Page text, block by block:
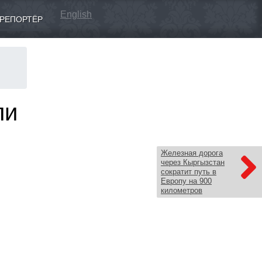
English
Железная дорога
через Кыргызстан
сократит путь в
Европу на 900
километров